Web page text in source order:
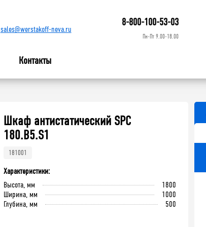
sales@werstakoff-neva.ru
8-800-100-53-03
Пн-Пт 9.00-18.00
Контакты
Шкаф антистатический SPC
180.B5.S1
181001
Характеристики:
Высота, мм
1800
Ширина, мм
1000
Глубина, мм
500